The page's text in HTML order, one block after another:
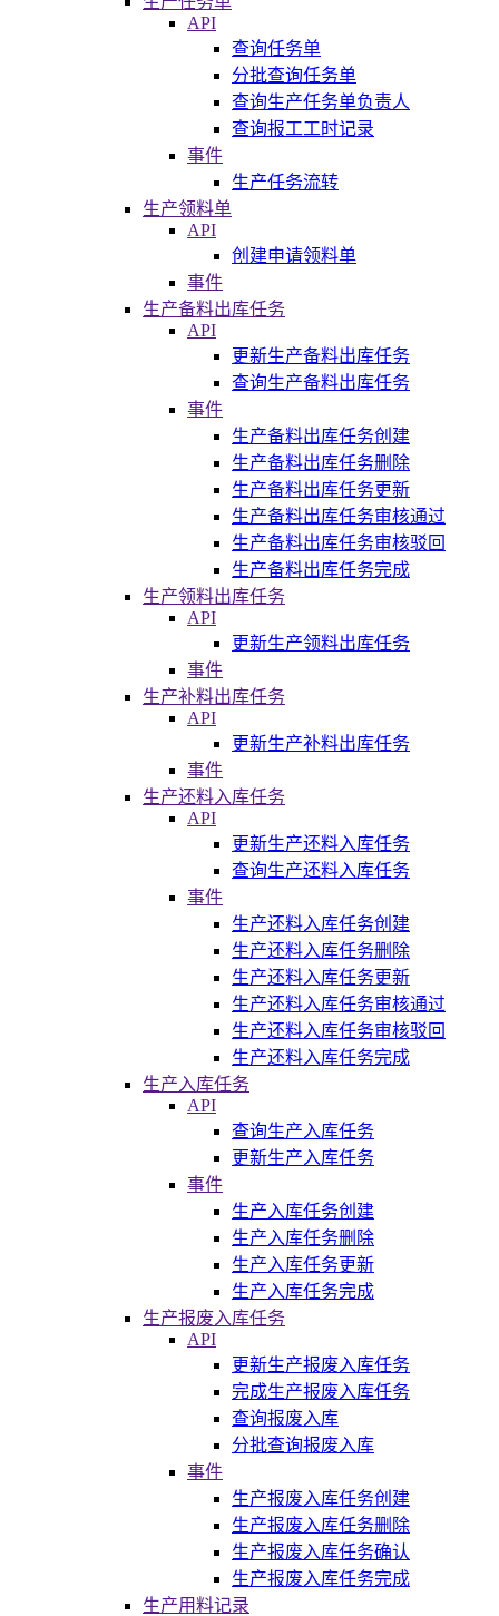
API
查询任务单
分批查询任务单
查询生产任务单负责人
查询报工工时记录
事件
生产任务流转
生产领料单
API
创建申请领料单
事件
生产备料出库任务
API
更新生产备料出库任务
查询生产备料出库任务
事件
生产备料出库任务创建
生产备料出库任务删除
生产备料出库任务更新
生产备料出库任务审核通过
生产备料出库任务审核驳回
生产备料出库任务完成
生产领料出库任务
API
更新生产领料出库任务
事件
生产补料出库任务
API
更新生产补料出库任务
事件
生产还料入库任务
API
更新生产还料入库任务
查询生产还料入库任务
事件
生产还料入库任务创建
生产还料入库任务删除
生产还料入库任务更新
生产还料入库任务审核通过
生产还料入库任务审核驳回
生产还料入库任务完成
生产入库任务
API
查询生产入库任务
更新生产入库任务
事件
生产入库任务创建
生产入库任务删除
生产入库任务更新
生产入库任务完成
生产报废入库任务
API
更新生产报废入库任务
完成生产报废入库任务
查询报废入库
分批查询报废入库
事件
生产报废入库任务创建
生产报废入库任务删除
生产报废入库任务确认
生产报废入库任务完成
生产用料记录